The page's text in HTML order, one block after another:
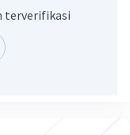
memiliki nilali
terverifikasi